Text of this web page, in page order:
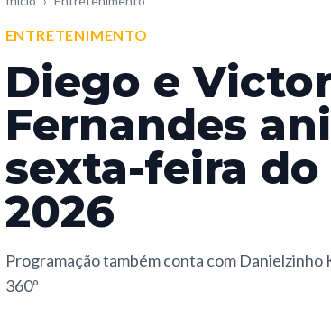
ENTRETENIMENTO
Diego e
Fernandes
sexta-feira
2026
Programação também conta com
360º